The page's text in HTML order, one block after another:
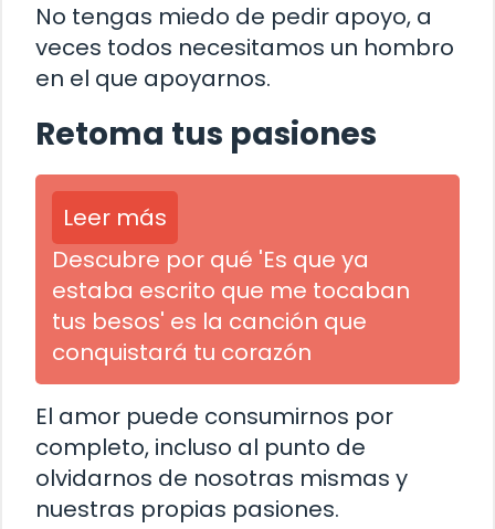
No tengas miedo de pedir apoyo, a
veces todos necesitamos un hombro
en el que apoyarnos.
Retoma tus pasiones
Leer más
Descubre por qué 'Es que ya
estaba escrito que me tocaban
tus besos' es la canción que
conquistará tu corazón
El amor puede consumirnos por
completo, incluso al punto de
olvidarnos de nosotras mismas y
nuestras propias pasiones.